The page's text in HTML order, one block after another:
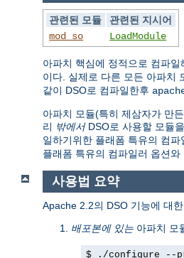
관련된 모듈
관련된 지시어
mod_so
LoadModule
아파치 핵심에 정적으로 컴파일
이다. 실제로 다른 모든 아파치
같이 DSO로 컴파일한후
아파치 모듈(특히 제삼자가 만
리 밖에서DSO로 사용할 모듈
일하기위한 플래폼 특유의 컴
플래폼 특유의 컴파일러 옵션
사용법 요약
Apache 2.2의 DSO 기능에 대
배포본에 있는 아파치 모
$ ./configure --